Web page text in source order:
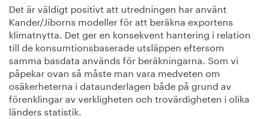
Det är väldigt positivt att utredningen har använt
Kander/Jiborns modeller för att beräkna exportens
klimatnytta. Det ger en konsekvent hantering i relation
till de konsumtionsbaserade utsläppen eftersom
samma basdata används för beräkningarna. Som vi
påpekar ovan så måste man vara medveten om
osäkerheterna i dataunderlagen både på grund av
förenklingar av verkligheten och trovärdigheten i olika
länders statistik.